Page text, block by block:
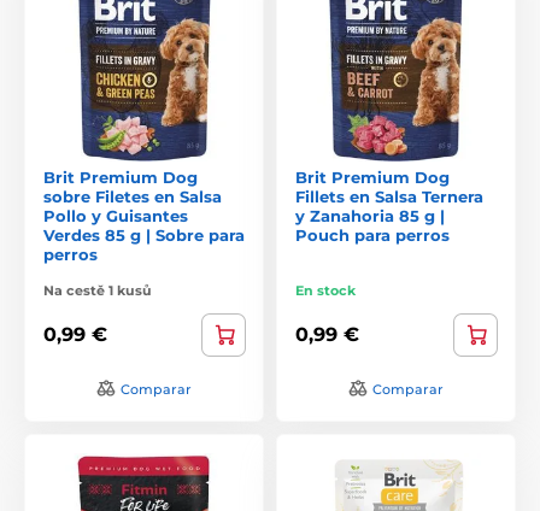
Brit Premium Dog
sobre Filetes en Salsa
Pollo y Guisantes
Verdes 85 g | Sobre para
perros
Na cestě 1 kusů
0,99 €
Comparar
Brit Premium Dog
Fillets en Salsa Ternera
y Zanahoria 85 g |
Pouch para perros
En stock
0,99 €
Comparar